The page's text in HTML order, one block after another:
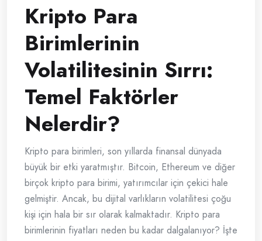
Kripto Para
Birimlerinin
Volatilitesinin Sırrı:
Temel Faktörler
Nelerdir?
Kripto para birimleri, son yıllarda finansal dünyada
büyük bir etki yaratmıştır. Bitcoin, Ethereum ve diğer
birçok kripto para birimi, yatırımcılar için çekici hale
gelmiştir. Ancak, bu dijital varlıkların volatilitesi çoğu
kişi için hala bir sır olarak kalmaktadır. Kripto para
birimlerinin fiyatları neden bu kadar dalgalanıyor? İşte